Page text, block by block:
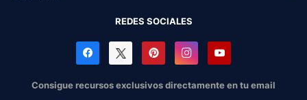
REDES SOCIALES
Consigue recursos exclusivos directamente en tu email